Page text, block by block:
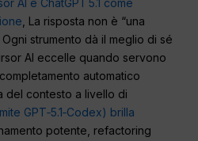
AI e ChatGPT 5.1 come
, La risposta non è “una
strumento dà il meglio di sé
AI eccelle quando servono
automatico
contesto a livello di
GPT‑5.1‑Codex) brilla
potente, refactoring